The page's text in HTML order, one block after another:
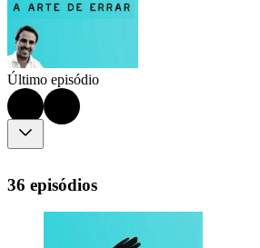
Último episódio
36 episódios